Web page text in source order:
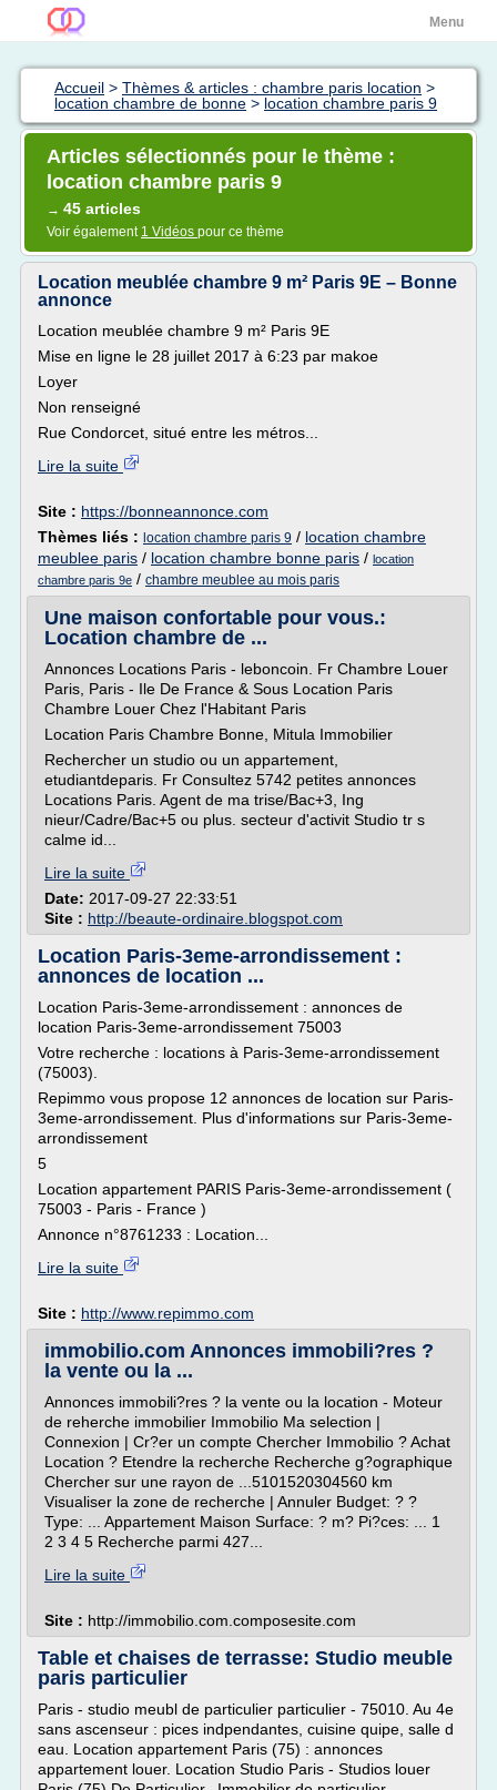
Menu
Accueil > Thèmes & articles : chambre paris location >
location chambre de bonne > location chambre paris 9
Articles sélectionnés pour le thème :
location chambre paris 9
→ 45 articles
Voir également 1 Vidéos pour ce thème
Location meublée chambre 9 m² Paris 9E – Bonne
annonce
Location meublée chambre 9 m² Paris 9E
Mise en ligne le 28 juillet 2017 à 6:23 par makoe
Loyer
Non renseigné
Rue Condorcet, situé entre les métros...
Lire la suite
Site : https://bonneannonce.com
Thèmes liés : location chambre paris 9 / location chambre
meublee paris / location chambre bonne paris / location
chambre paris 9e / chambre meublee au mois paris
Une maison confortable pour vous.:
Location chambre de ...
Annonces Locations Paris - leboncoin. Fr Chambre Louer
Paris, Paris - Ile De France & Sous Location Paris
Chambre Louer Chez l'Habitant Paris
Location Paris Chambre Bonne, Mitula Immobilier
Rechercher un studio ou un appartement,
etudiantdeparis. Fr Consultez 5742 petites annonces
Locations Paris. Agent de ma trise/Bac+3, Ing
nieur/Cadre/Bac+5 ou plus. secteur d'activit Studio tr s
calme id...
Lire la suite
Date: 2017-09-27 22:33:51
Site : http://beaute-ordinaire.blogspot.com
Location Paris-3eme-arrondissement :
annonces de location ...
Location Paris-3eme-arrondissement : annonces de
location Paris-3eme-arrondissement 75003
Votre recherche : locations à Paris-3eme-arrondissement
(75003).
Repimmo vous propose 12 annonces de location sur Paris-
3eme-arrondissement. Plus d'informations sur Paris-3eme-
arrondissement
5
Location appartement PARIS Paris-3eme-arrondissement (
75003 - Paris - France )
Annonce n°8761233 : Location...
Lire la suite
Site : http://www.repimmo.com
immobilio.com Annonces immobili?res ?
la vente ou la ...
Annonces immobili?res ? la vente ou la location - Moteur
de reherche immobilier Immobilio Ma selection |
Connexion | Cr?er un compte Chercher Immobilio ? Achat
Location ? Etendre la recherche Recherche g?ographique
Chercher sur une rayon de ...5101520304560 km
Visualiser la zone de recherche | Annuler Budget: ? ?
Type: ... Appartement Maison Surface: ? m? Pi?ces: ... 1
2 3 4 5 Recherche parmi 427...
Lire la suite
Site : http://immobilio.com.composesite.com
Table et chaises de terrasse: Studio meuble
paris particulier
Paris - studio meubl de particulier particulier - 75010. Au 4e
sans ascenseur : pices indpendantes, cuisine quipe, salle d
eau. Location appartement Paris (75) : annonces
appartement louer. Location Studio Paris - Studios louer